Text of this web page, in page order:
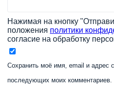
Нажимая на кнопку
положения политики
согласие на обработку
Сохранить моё имя, email и адрес
последующих моих комментариев.